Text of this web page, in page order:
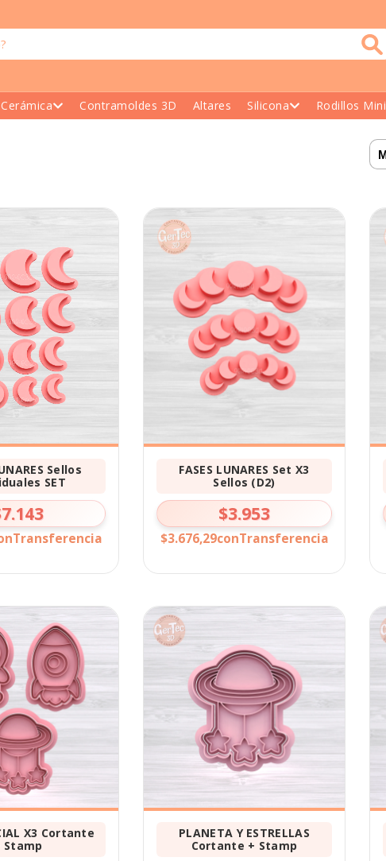
Cerámica Contramoldes 3D Altares Silicona Rodillos Mini
Sellos
SET
Transferencia
FASES LUNARES Set X3
Sellos (D2)
$3.953
$3.676,29conTransferencia
X3 Cortante
Stamp
PLANETA Y ESTRELLAS
Cortante + Stamp